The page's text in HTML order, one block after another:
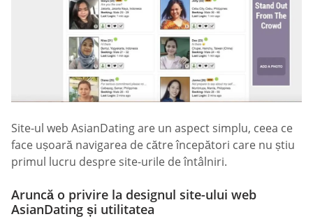
Site-ul web AsianDating are un aspect simplu, ceea ce
face ușoară navigarea de către începători care nu știu
primul lucru despre site-urile de întâlniri.
Aruncă o privire la designul site-ului web
AsianDating și utilitatea